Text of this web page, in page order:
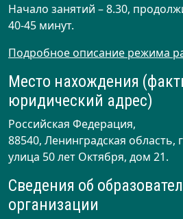
Начало занятий – 8.30,
40-45 минут.
Подробное описание режима
Место нахождения
юридический адрес)
Российская Федерация,
88540, Ленинградская
улица 50 лет Октября, дом 21.
Сведения об
организации